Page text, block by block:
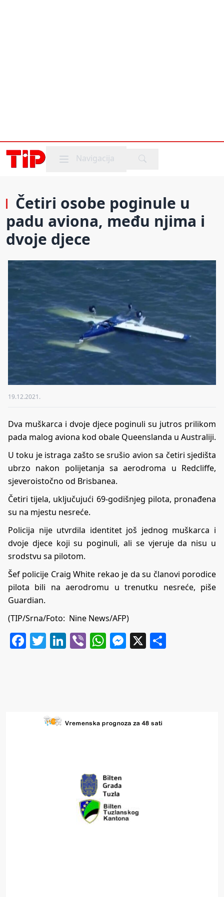
Mobile menu
Navigacija
Četiri osobe poginule u
padu aviona, među njima i
dvoje djece
19.12.2021.
Dva muškarca i dvoje djece poginuli su jutros prilikom
pada malog aviona kod obale Queenslanda u Australiji.
U toku je istraga zašto se srušio avion sa četiri sjedišta
ubrzo nakon polijetanja sa aerodroma u Redcliffe,
sjeveroistočno od Brisbanea.
Četiri tijela, uključujući 69-godišnjeg pilota, pronađena
su na mjestu nesreće.
Policija nije utvrdila identitet još jednog muškarca i
dvoje djece koji su poginuli, ali se vjeruje da nisu u
srodstvu sa pilotom.
Šef policije Craig White rekao je da su članovi porodice
pilota bili na aerodromu u trenutku nesreće, piše
Guardian.
(TIP/Srna/Foto: Nine News/AFP)
Facebook
Twitter
LinkedIn
ViberWhatsApp
Messenger
X